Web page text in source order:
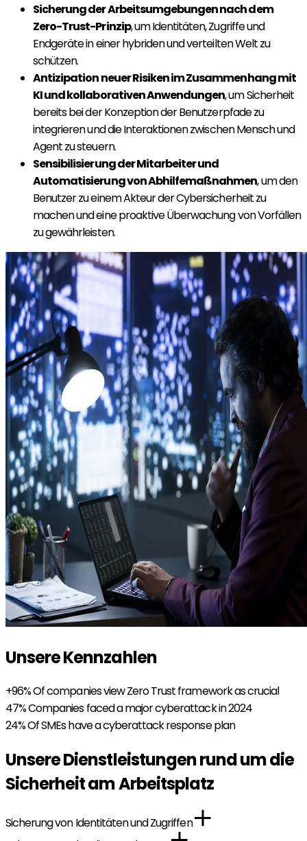
Sicherung der Arbeitsumgebungen nach dem
Zero-Trust-Prinzip, um Identitäten, Zugriffe und
Endgeräte in einer hybriden und verteilten Welt zu
schützen.
Antizipation neuer Risiken im Zusammenhang mit
KI und kollaborativen Anwendungen, um Sicherheit
bereits bei der Konzeption der Benutzerpfade zu
integrieren und die Interaktionen zwischen Mensch und
Agent zu steuern.
Sensibilisierung der Mitarbeiter und
Automatisierung von Abhilfemaßnahmen, um den
Benutzer zu einem Akteur der Cybersicherheit zu
machen und eine proaktive Überwachung von Vorfällen
zu gewährleisten.
Unsere Kennzahlen
+96%Of companies view Zero Trust framework as crucial
47%Companies faced a major cyberattack in 2024
24%Of SMEs have a cyberattack response plan
Unsere Dienstleistungen rund um die
Sicherheit am Arbeitsplatz
Sicherung von Identitäten und Zugriffen